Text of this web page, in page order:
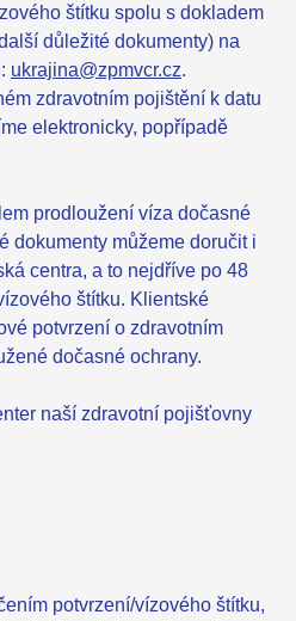
štítku spolu s dokladem
důležité dokumenty) na
ukrajina@zpmvcr.cz.
zdravotním pojištění k datu
elektronicky, popřípadě
prodloužení víza dočasné
dokumenty můžeme doručit i
centra, a to nejdříve po 48
štítku. Klientské
potvrzení o zdravotním
dočasné ochrany.
naší zdravotní pojišťovny
potvrzení/vízového štítku,